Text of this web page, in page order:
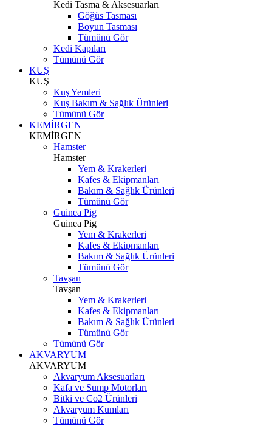
Kedi Tasma & Aksesuarları
Göğüs Tasması
Boyun Tasması
Tümünü Gör
Kedi Kapıları
Tümünü Gör
KUŞ
KUŞ
Kuş Yemleri
Kuş Bakım & Sağlık Ürünleri
Tümünü Gör
KEMİRGEN
KEMİRGEN
Hamster
Hamster
Yem & Krakerleri
Kafes & Ekipmanları
Bakım & Sağlık Ürünleri
Tümünü Gör
Guinea Pig
Guinea Pig
Yem & Krakerleri
Kafes & Ekipmanları
Bakım & Sağlık Ürünleri
Tümünü Gör
Tavşan
Tavşan
Yem & Krakerleri
Kafes & Ekipmanları
Bakım & Sağlık Ürünleri
Tümünü Gör
Tümünü Gör
AKVARYUM
AKVARYUM
Akvaryum Aksesuarları
Kafa ve Sump Motorları
Bitki ve Co2 Ürünleri
Akvaryum Kumları
Tümünü Gör